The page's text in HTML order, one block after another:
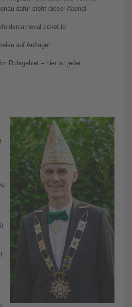
dafür steht dieser Abend!
auf Anfrage!
Ruhrgebiet – hier ist jeder